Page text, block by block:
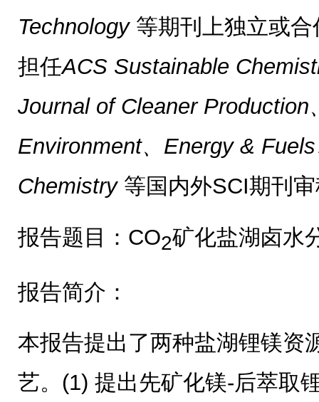
Technology等期刊上独立或合
担任ACS Sustainable
Journal of Cleaner Production
Environment、Energy &
Chemistry等国内外SCI期刊
报告题目：CO2矿化盐湖卤水
报告简介：
本报告提出了两种盐湖锂镁资
艺。(1) 提出先矿化镁-后萃取